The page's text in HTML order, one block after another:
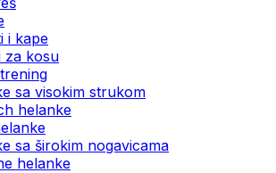
i kape
za kosu
sa visokim strukom
helanke
sa širokim nogavicama
helanke